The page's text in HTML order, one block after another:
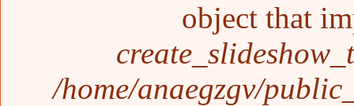
object that
/home/anaegzgv/